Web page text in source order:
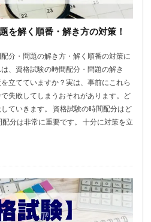
を解く順番・解き方の対策！
分・問題の解き方・解く順番の対策に
、資格試験の時間配分・問題の解き
立てていますか？実は、事前にこれら
失敗してしまうおそれがあります。ど
ていきます。 資格試験の時間配分はど
分は非常に重要です。 十分に対策を立